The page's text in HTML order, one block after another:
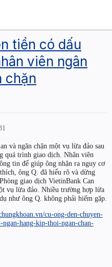
tiền có dấu
viên ngân
chặn
và ngăn chặn một vụ lừa đảo sau
quá trình giao dịch. Nhân viên
tin để giúp ông nhận ra nguy cơ
ông Q. đã hiểu rõ và dừng
giao dịch VietinBank Can
vụ lừa đảo. Nhiều trường hợp lừa
như ông Q. không phải hiếm gặp.
cu-ong-den-chuyen-
hang-kip-thoi-ngan-chan-